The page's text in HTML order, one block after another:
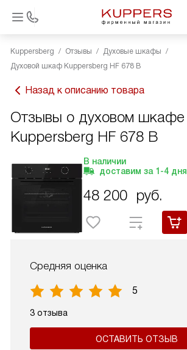
Kuppersberg Отзывы
Духовые шкафы
Духовой шкаф Kuppersberg HF 678 B
Назад к описанию товара
Отзывы о духовом шкафе
Kuppersberg HF 678 B
В наличии
доставим за 1-4 дня
48 200 руб.
Средняя оценка
5
3 отзыва
ОСТАВИТЬ ОТЗЫВ